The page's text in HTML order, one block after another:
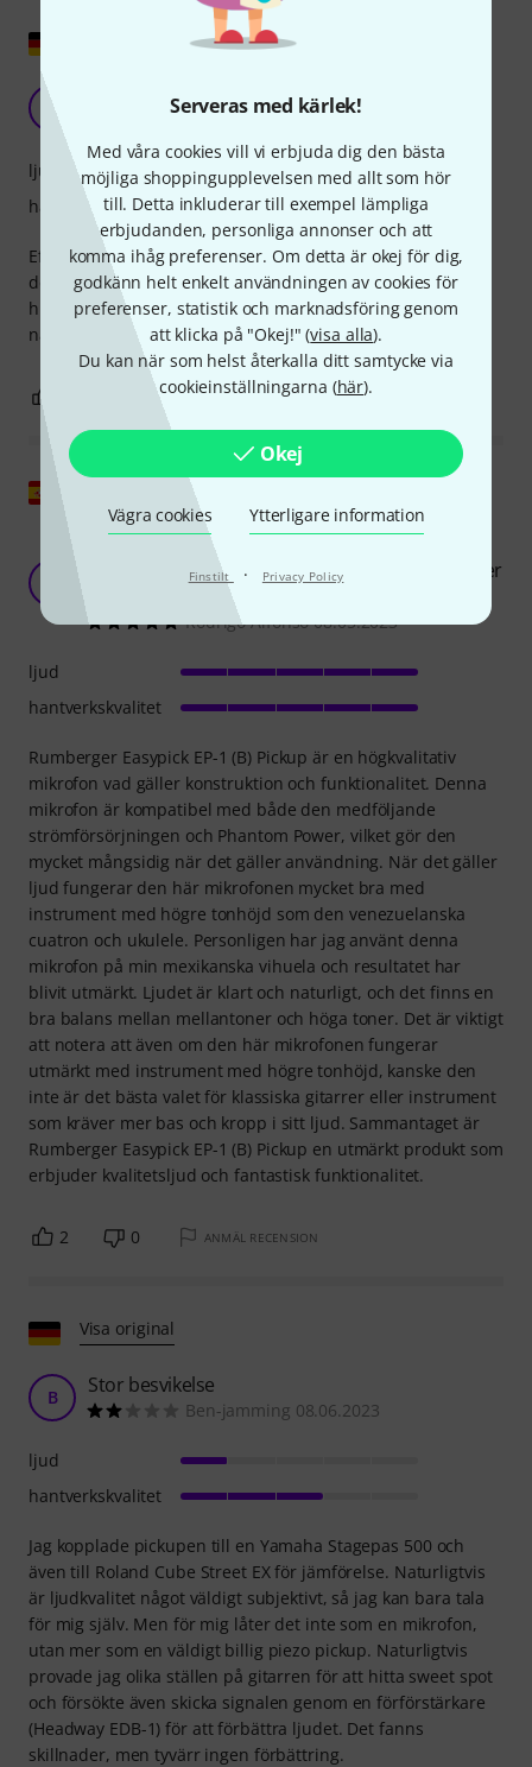
Serveras med kärlek!
Med våra cookies vill vi erbjuda dig den bästa
möjliga shoppingupplevelsen med allt som hör
till. Detta inkluderar till exempel lämpliga
erbjudanden, personliga annonser och att
komma ihåg preferenser. Om detta är okej för dig,
godkänn helt enkelt användningen av cookies för
preferenser, statistik och marknadsföring genom
att klicka på "Okej!" (visa alla).
Du kan när som helst återkalla ditt samtycke via
cookieinställningarna (här).
Okej
Vägra cookies Ytterligare information
Finstilt · Privacy Policy
K Högkvalitativ pickup
Karl3336 08.02.2023
Efter en rekommendation från en annan musiker köpte jag
detta val från Rumberger. Använd den för att spela in
historiska instrument. Ljudet var behagligt mjukt och
naturligt. Rekommenderas varmt!
ljud
hantverkskvalitet
ANMÄL RECENSION
Rumberger Easypick EP-1 (B) Pickup: En
mångsidig, högkvalitativ mikrofon för höga toner
och klara, naturliga toner
Rodrigo Alfonso 08.05.2023
Rumberger Easypick EP-1 (B) Pickup är en högkvalitativ
mikrofon vad gäller konstruktion och funktionalitet. Denna
mikrofon är kompatibel med både den medföljande
strömförsörjningen och Phantom Power, vilket gör den
mycket mångsidig när det gäller användning. När det gäller
ljud fungerar den här mikrofonen mycket bra med
instrument med högre tonhöjd som den venezuelanska
cuatron och ukulele. Personligen har jag använt denna
mikrofon på min mexikanska vihuela och resultatet har
blivit utmärkt. Ljudet är klart och naturligt, och det finns en
bra balans mellan mellantoner och höga toner. Det är viktigt
att notera att även om den här mikrofonen fungerar
utmärkt med instrument med högre tonhöjd, kanske den
inte är det bästa valet för klassiska gitarrer eller instrument
som kräver mer bas och kropp i sitt ljud. Sammantaget är
Rumberger Easypick EP-1 (B) Pickup en utmärkt produkt som
erbjuder kvalitetsljud och fantastisk funktionalitet.
ljud
hantverkskvalitet
2 0 ANMÄL RECENSION
Visa original
B Stor besvikelse
Ben-jamming 08.06.2023
Jag kopplade pickupen till en Yamaha Stagepas 500 och
även till Roland Cube Street EX för jämförelse. Naturligtvis
är ljudkvalitet något väldigt subjektivt, så jag kan bara tala
för mig själv. Men för mig låter det inte som en mikrofon,
utan mer som en väldigt billig piezo pickup. Naturligtvis
provade jag olika ställen på gitarren för att hitta sweet spot
och försökte även skicka signalen genom en förförstärkare
(Headway EDB-1) för att förbättra ljudet. Det fanns
skillnader, men tyvärr ingen förbättring.
ljud
hantverkskvalitet